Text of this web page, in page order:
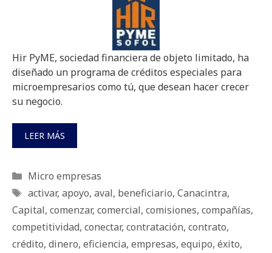
Hir PyME, sociedad financiera de objeto limitado, ha
diseñado un programa de créditos especiales para
microempresarios como tú, que desean hacer crecer
su negocio.
LEER MÁS
Categorías
Micro empresas
Etiquetas
activar, apoyo, aval, beneficiario, Canacintra,
Capital, comenzar, comercial, comisiones, compañías,
competitividad, conectar, contratación, contrato,
crédito, dinero, eficiencia, empresas, equipo, éxito,